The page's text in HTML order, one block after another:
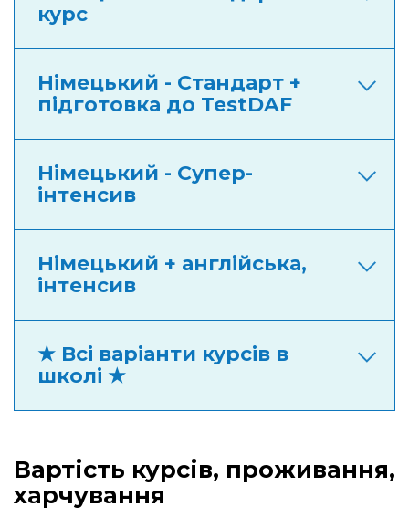
курс
Німецький - Стандарт +
підготовка до TestDAF
Німецький - Супер-
інтенсив
Німецький + англійська,
інтенсив
★ Всі варіанти курсів в
школі ★
Вартість курсів, проживання,
харчування